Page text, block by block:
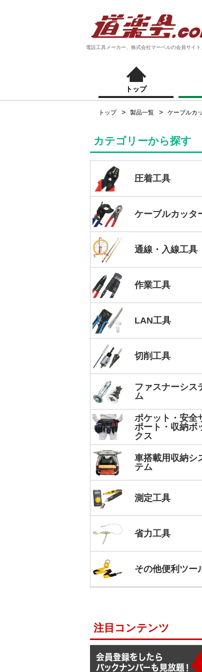
電設工具メーカー、株式会社マーベルの会員サイ
トップ
トップ 製品一覧 ケーブルカ
カテゴリーから探す
圧着工具
ハンドプレス
電気工事士技能試験工具セット
手動油圧圧着工具
MC4端子用圧着工具
フェルール端子 圧着工具
ケーブルカッタ
ケーブルカッター
ワイヤーカッター
ハードカッター
通線・入線工具
スネークラインシリーズ
Jetラインシリーズ
通線収納ケース
ジョイントライン
スーパーカーボン
スーパースネーク
スーパーイエロー
バケットランナー
SHランナー
ケーブルキャッチャー
ケーブルグリップ
電線リール・ドラムローラー
電動ウインチ用ロープ
スチールワイヤー
F1ライン
よび線グリップ
作業工具
切断・パンチ
ストリッパー
電工ペンチ
カッター
電工ナイフ
電工レンチ/ダクトレンチハン
電気工事用鋏
鋸
ペンチ
ドライバー
ドリルチャック・シャンクア
ラチェットレンチ
ソケットレンチセット
モンキレンチ
LAN工具
モジュラー圧着工具
LANケーブルストリッパー
モジュラープラグ
モジュラープラグカバー
LANツールキット
パンチダウンツール
切削工具
ドリル
DPドリル
ホールソー
ステップドリル・テーパード
ホールソー・ステップドリル
油圧フリーパンチ
ビット
ー
ファスナーシス
ム
コンクリート・ALC用プラグ
ボードリベッター
ボードプラグ
ビス
ケーブルタイ
圧着端子ミニパック
ポケット・安全
ポート・収納ボ
クス
フルハーネス
柱上安全帯用ベルト
幅広柱上安全帯用ベルト
ワークポジショニング用連結
柱上安全帯用ランヤード
セフティロープ
後付ショルダーベルト
Shuttoシリーズ
車搭載用収納シ
テム
フロアーキャビネット
サイドラック
測定工具
検電器・配線チェッカー
メジャー
省力工具
ベルトスリング
その他便利ツー
脚立ソックス
サビ取りスプレー
注目コンテンツ